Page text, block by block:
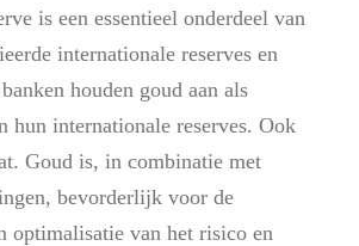
is een essentieel onderdeel van
internationale reserves en
houden goud aan als
hun internationale reserves. Ook
Goud is, in combinatie met
bevorderlijk voor de
optimalisatie van het risico en